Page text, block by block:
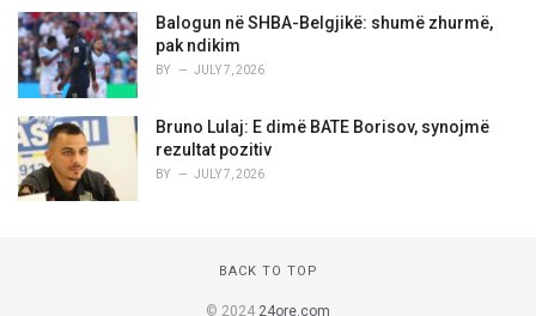
Balogun në SHBA-Belgjikë: shumë zhurmë,
pak ndikim
BY JULY 7, 2026
Bruno Lulaj: E dimë BATE Borisov, synojmë
rezultat pozitiv
BY JULY 7, 2026
BACK TO TOP
© 2024 24ore.com